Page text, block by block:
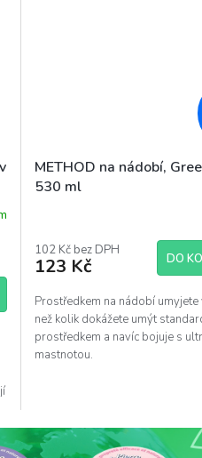
METHOD na nádobí,
530 ml
produktu
je
z
5
hvězdiček.
102 Kč bez DPH
123 Kč DO
Prostředkem na nádobí umyjete
než kolik dokážete umýt
prostředkem a navíc bojuje s
mastnotou.